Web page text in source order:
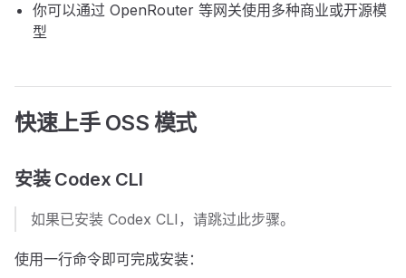
你可以通过 OpenRouter 等网关使用多种商业或开源模
型
快速上手 OSS 模式
安装 Codex CLI
如果已安装 Codex CLI，请跳过此步骤。
使用一行命令即可完成安装：